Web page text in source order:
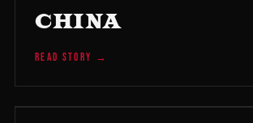
CHINA
READ STORY →